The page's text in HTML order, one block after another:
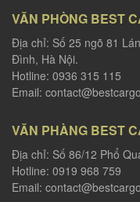
VĂN PHÒNG BEST
Địa chỉ: Số 25 ngõ 81
Đình, Hà Nội.
Hotline: 0936 315 115
Email:
VĂN PHÀNG BEST
Địa chỉ: Số 86/12 Phổ
Hotline: 0919 968 759
Email: